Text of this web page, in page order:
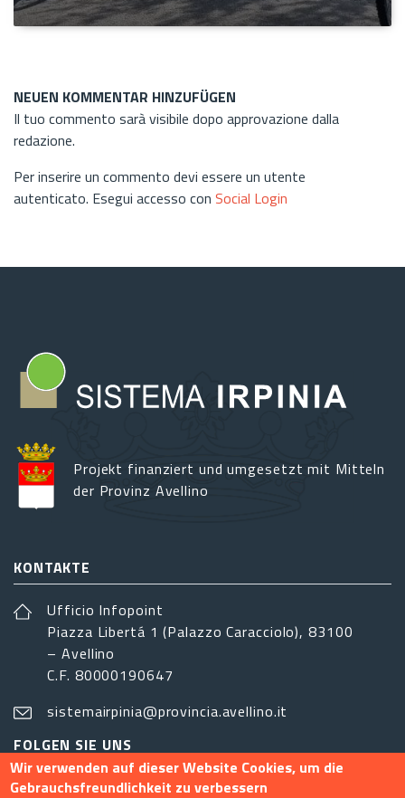
NEUEN KOMMENTAR HINZUFÜGEN
Il tuo commento sarà visibile dopo approvazione dalla
redazione.
Per inserire un commento devi essere un utente
autenticato. Esegui accesso con Social Login
Projekt finanziert und umgesetzt mit Mitteln
der Provinz Avellino
KONTAKTE
Ufficio Infopoint
Piazza Libertá 1 (Palazzo Caracciolo), 83100
– Avellino
C.F. 80000190647
sistemairpinia@provincia.avellino.it
FOLGEN SIE UNS
Wir verwenden auf dieser Website Cookies, um die
Gebrauchsfreundlichkeit zu verbessern